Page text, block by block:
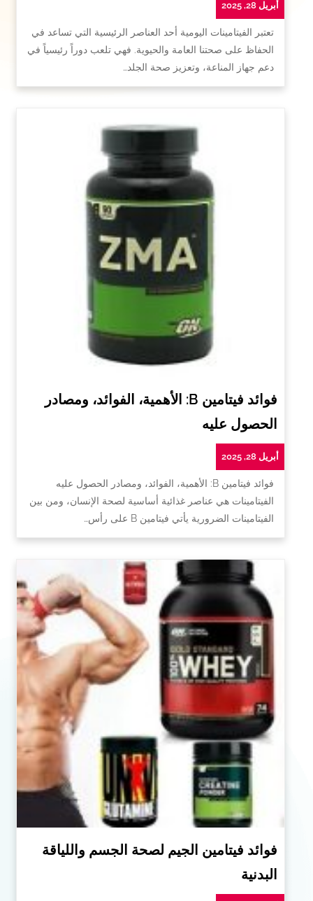
أبريل 28, 2025
تعتبر الفيتامينات اليومية أحد العناصر الرئيسية التي تساعد في
الحفاظ على صحتنا العامة والحيوية. فهي تلعب دوراً رئيسياً في
دعم جهاز المناعة، وتعزيز صحة الجلد…
فوائد فيتامين B: الأهمية، الفوائد، ومصادر
الحصول عليه
أبريل 28, 2025
فوائد فيتامين B: الأهمية، الفوائد، ومصادر الحصول عليه
الفيتامينات هي عناصر غذائية أساسية لصحة الإنسان، ومن بين
الفيتامينات الضرورية يأتي فيتامين B على رأس…
فوائد فيتامين الجيم لصحة الجسم واللياقة
البدنية